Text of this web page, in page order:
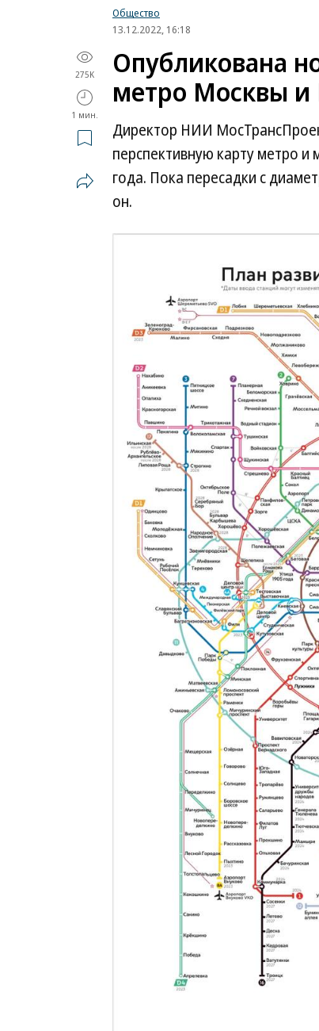
Общество
13.12.2022, 16:18
275K
1 мин.
Опубликована
метро Москвы
Директор НИИ
перспективную карту метро
года. Пока пересадки с
он.